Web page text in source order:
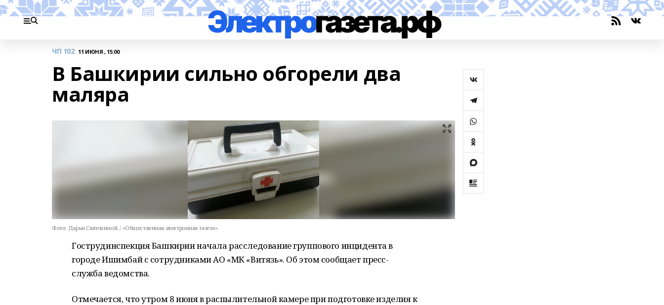
ЧП 102 11 ИЮНЯ , 15:00
В Башкирии сильно обгорели два
маляра
Фото: Дарьи Святохиной. / «Общественная электронная газета».
Гострудинспекция Башкирии начала расследование группового инцидента в
городе Ишимбай с сотрудниками АО «МК «Витязь». Об этом сообщает пресс-
служба ведомства.
Отмечается, что утром 8 июня в распылительной камере при подготовке изделия к